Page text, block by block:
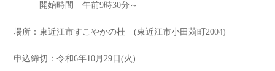
開始時間 午前9時30分～
場所：東近江市すこやかの杜 (東近江市小田苅町2004)
申込締切：令和6年10月29日(火)